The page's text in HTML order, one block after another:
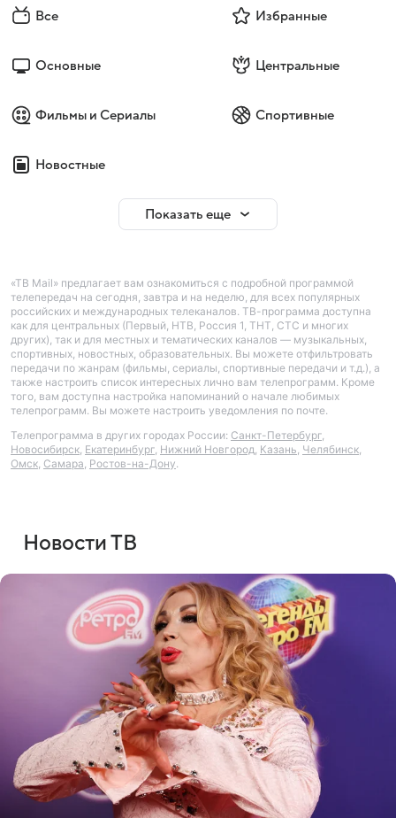
Все Избранные
Основные Центральные
Фильмы и Сериалы Спортивные
Новостные
Показать еще
«ТВ Mail» предлагает вам ознакомиться с подробной программой
телепередач на сегодня, завтра и на неделю, для всех популярных
российских и международных телеканалов. ТВ-программа доступна
как для центральных (Первый, НТВ, Россия 1, ТНТ, СТС и многих
других), так и для местных и тематических каналов — музыкальных,
спортивных, новостных, образовательных. Вы можете отфильтровать
передачи по жанрам (фильмы, сериалы, спортивные передачи и т.д.), а
также настроить список интересных лично вам телепрограмм. Кроме
того, вам доступна настройка напоминаний о начале любимых
телепрограмм. Вы можете настроить уведомления по почте.
Телепрограмма в других городах России: Санкт-Петербург,
Новосибирск, Екатеринбург, Нижний Новгород, Казань, Челябинск,
Омск, Самара, Ростов-на-Дону.
Новости ТВ